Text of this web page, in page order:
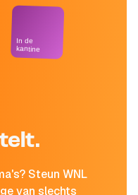
Steun WNL
van slechts
In de
kantine